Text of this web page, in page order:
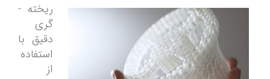
ریخته ­
گری
دقیق با
استفاده
از